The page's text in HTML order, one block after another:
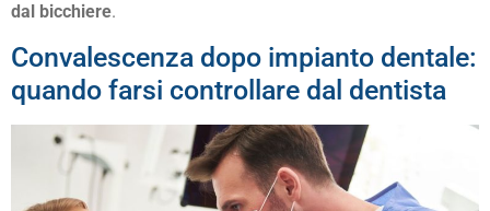
dal bicchiere.
Convalescenza dopo impianto dentale:
quando farsi controllare dal dentista